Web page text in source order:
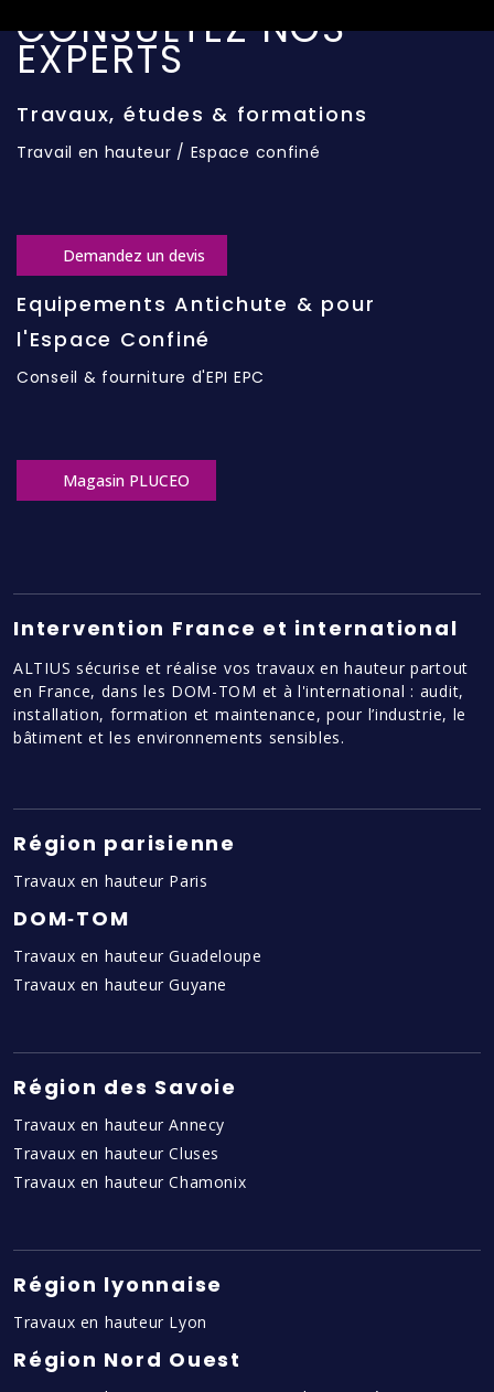
CONSULTEZ NOS
EXPERTS
Travaux, études & formations
Travail en hauteur / Espace confiné
Demandez un devis
Equipements Antichute & pour
l'Espace Confiné
Conseil & fourniture d'EPI EPC
Magasin PLUCEO
Intervention France et international
ALTIUS sécurise et réalise vos travaux en hauteur partout
en France, dans les DOM-TOM et à l'international : audit,
installation, formation et maintenance, pour l’industrie, le
bâtiment et les environnements sensibles.
Région parisienne
Travaux en hauteur Paris
DOM‑TOM
Travaux en hauteur Guadeloupe
Travaux en hauteur Guyane
Région des Savoie
Travaux en hauteur Annecy
Travaux en hauteur Cluses
Travaux en hauteur Chamonix
Région lyonnaise
Travaux en hauteur Lyon
Région Nord Ouest